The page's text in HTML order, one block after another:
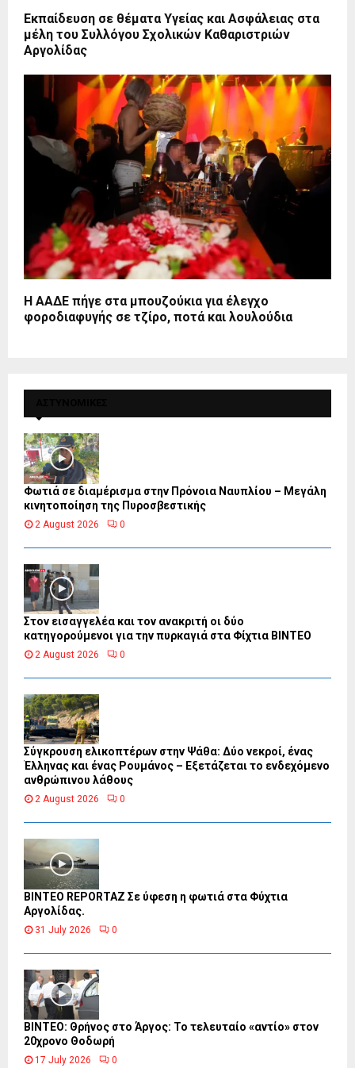
Εκπαίδευση σε θέματα Υγείας και Ασφάλειας στα
μέλη του Συλλόγου Σχολικών Καθαριστριών
Αργολίδας
Η ΑΑΔΕ πήγε στα μπουζούκια για έλεγχο
φοροδιαφυγής σε τζίρο, ποτά και λουλούδια
Φωτιά σε διαμέρισμα στην Πρόνοια Ναυπλίου – Μεγάλη
κινητοποίηση της Πυροσβεστικής
2 August 2026 0
Στον εισαγγελέα και τον ανακριτή οι δύο
κατηγορούμενοι για την πυρκαγιά στα Φίχτια ΒΙΝΤΕΟ
2 August 2026 0
Σύγκρουση ελικοπτέρων στην Ψάθα: Δύο νεκροί, ένας
Έλληνας και ένας Ρουμάνος – Εξετάζεται το ενδεχόμενο
ανθρώπινου λάθους
2 August 2026 0
BINTEO REPORTAZ Σε ύφεση η φωτιά στα Φύχτια
Αργολίδας.
31 July 2026 0
ΒΙΝΤΕΟ: Θρήνος στο Άργος: Το τελευταίο «αντίο» στον
20χρονο Θοδωρή
17 July 2026 0